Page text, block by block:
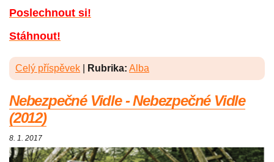
Poslechnout si!
Stáhnout!
Celý příspěvek Rubrika: Alba
Nebezpečné Vidle - Nebezpečné Vidle
(2012)
8. 1. 2017